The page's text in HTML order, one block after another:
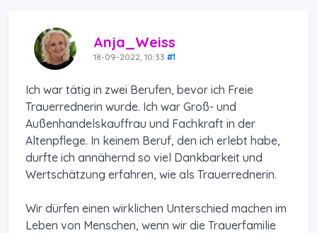
Anja_Weiss
18-09-2022, 10:33 #1
Ich war tätig in zwei Berufen, bevor ich Freie
Trauerrednerin wurde. Ich war Groß- und
Außenhandelskauffrau und Fachkraft in der
Altenpflege. In keinem Beruf, den ich erlebt habe,
durfte ich annähernd so viel Dankbarkeit und
Wertschätzung erfahren, wie als Trauerrednerin.
Wir dürfen einen wirklichen Unterschied machen im
Leben von Menschen, wenn wir die Trauerfamilie